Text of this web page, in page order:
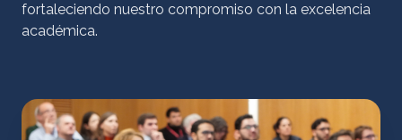
fortaleciendo nuestro compromiso con la excelencia
académica.